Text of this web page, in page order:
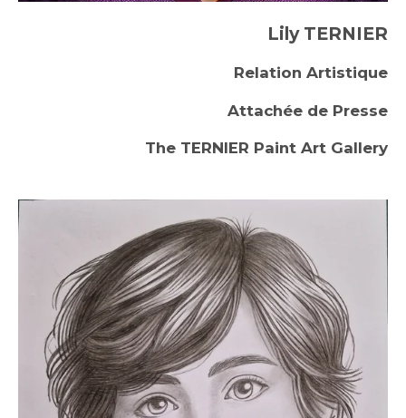
Lily TERNIER
Relation Artistique
Attachée de Presse
The TERNIER Paint Art Gallery